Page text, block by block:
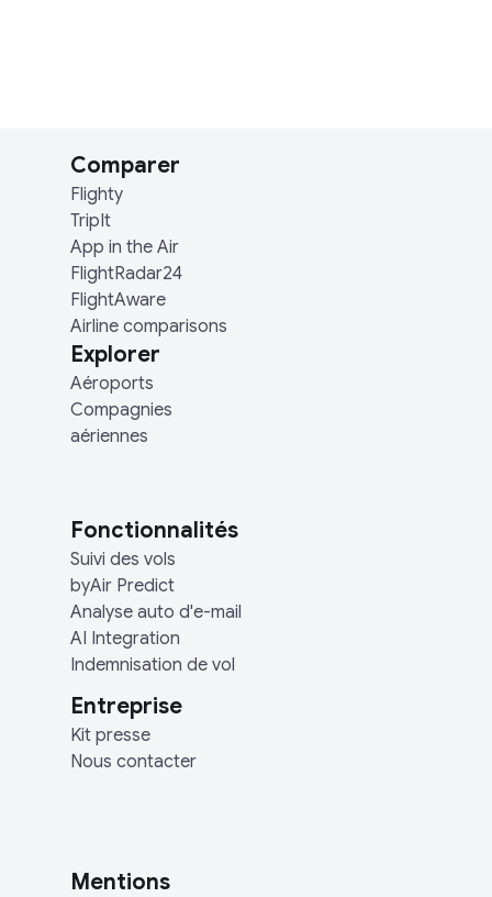
Comparer
Flighty
TripIt
App in the Air
FlightRadar24
FlightAware
Airline comparisons
Explorer
Aéroports
Compagnies
aériennes
Fonctionnalités
Suivi des vols
byAir Predict
Analyse auto d'e-mail
AI Integration
Indemnisation de vol
Entreprise
Kit presse
Nous contacter
Mentions